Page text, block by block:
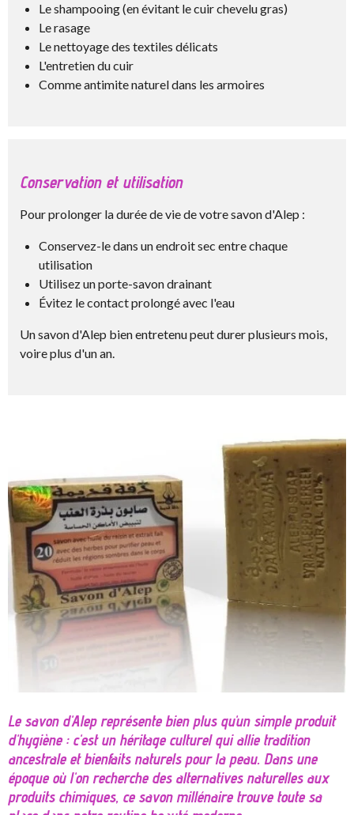
Le shampooing (en évitant le cuir chevelu gras)
Le rasage
Le nettoyage des textiles délicats
L'entretien du cuir
Comme antimite naturel dans les armoires
Conservation et utilisation
Pour prolonger la durée de vie de votre savon d'Alep :
Conservez-le dans un endroit sec entre chaque
utilisation
Utilisez un porte-savon drainant
Évitez le contact prolongé avec l'eau
Un savon d'Alep bien entretenu peut durer plusieurs mois,
voire plus d'un an.
Le savon d'Alep représente bien plus qu'un simple produit
d'hygiène : c'est un héritage culturel qui allie tradition
ancestrale et bienfaits naturels pour la peau. Dans une
époque où l'on recherche des alternatives naturelles aux
produits chimiques, ce savon millénaire trouve toute sa